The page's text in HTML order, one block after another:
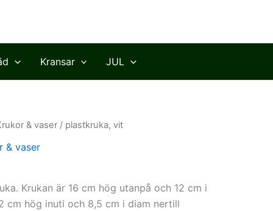
Kransar JUL
& vaser / plastkruka, vit
& vaser
Krukan är 16 cm hög utanpå och 12 cm i
cm hög inuti och 8,5 cm i diam nertill